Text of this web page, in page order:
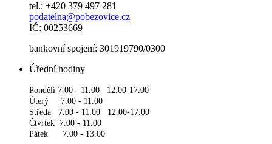
tel.: +420 379 497 281
podatelna@pobezovice.cz
IČ: 00253669
bankovní spojení: 301919790/0300
Úřední hodiny
Pondělí 7.00 - 11.00 12.00-17.00
Úterý 7.00 - 11.00
Středa 7.00 - 11.00 12.00-17.00
Čtvrtek 7.00 - 11.00
Pátek 7.00 - 13.00